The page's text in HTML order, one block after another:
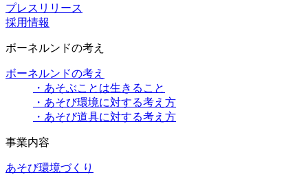
プレスリリース
採用情報
ボーネルンドの考え
ボーネルンドの考え
・あそぶことは生きること
・あそび環境に対する考え方
・あそび道具に対する考え方
事業内容
あそび環境づくり